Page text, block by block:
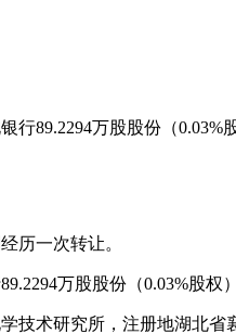
行89.2294万股股份（0.03%
一次转让。
万股股份（0.03%股权
术研究所，注册地湖北省襄